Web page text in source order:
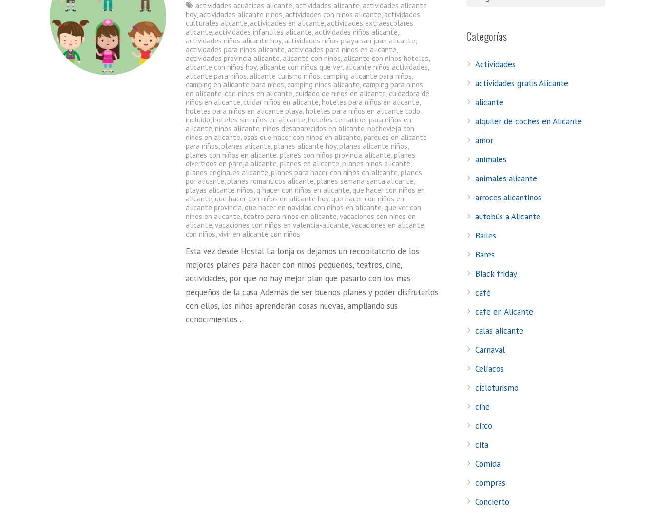
actividades acuáticas alicante, actividades alicante, actividades alicante
hoy, actividades alicante niños, actividades con niños alicante, actividades
culturales alicante, actividades en alicante, actividades extraescolares
alicante, actividades infantiles alicante, actividades niños alicante,
actividades niños alicante hoy, actividades niños playa san juan alicante,
actividades para niños alicante, actividades para niños en alicante,
actividades provincia alicante, alicante con niños, alicante con niños hoteles,
alicante con niños hoy, alicante con niños que ver, alicante niños actividades,
alicante para niños, alicante turismo niños, camping alicante para niños,
camping en alicante para niños, camping niños alicante, camping para niños
en alicante, con niños en alicante, cuidado de niños en alicante, cuidadora de
niños en alicante, cuidar niños en alicante, hoteles para niños en alicante,
hoteles para niños en alicante playa, hoteles para niños en alicante todo
incluido, hoteles sin niños en alicante, hoteles tematicos para niños en
alicante, niños alicante, niños desaparecidos en alicante, nochevieja con
niños en alicante, osas que hacer con niños en alicante, parques en alicante
para niños, planes alicante, planes alicante hoy, planes alicante niños,
planes con niños en alicante, planes con niños provincia alicante, planes
divertidos en pareja alicante, planes en alicante, planes niños alicante,
planes originales alicante, planes para hacer con niños en alicante, planes
por alicante, planes romanticos alicante, planes semana santa alicante,
playas alicante niños, q hacer con niños en alicante, que hacer con niños en
alicante, que hacer con niños en alicante hoy, que hacer con niños en
alicante provincia, que hacer en navidad con niños en alicante, que ver con
niños en alicante, teatro para niños en alicante,vacaciones con niños en
alicante,vacaciones con niños en valencia-alicante,vacaciones en alicante
con niños,vivir en alicante con niños
Esta vez desde Hostal La lonja os dejamos un recopilatorio de los
mejores planes para hacer con niños pequeños, teatros, cine,
actividades, por que no hay mejor plan que pasarlo con los más
pequeños de la casa. Además de ser buenos planes y poder disfrutarlos
con ellos, los niños aprenderán cosas nuevas, ampliando sus
conocimientos…
Categorías
Actividades
actividades gratis Alicante
alicante
alquiler de coches en Alicante
amor
animales
animales alicante
arroces alicantinos
autobús a Alicante
Bailes
Bares
Black friday
café
cafe en Alicante
calas alicante
Carnaval
Celíacos
cicloturismo
cine
circo
cita
Comida
compras
Concierto